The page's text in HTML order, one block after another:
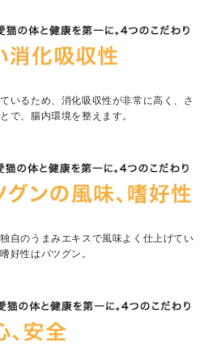
いるため、消化吸収性が非常に高く、さ
で、腸内環境を整えます。
自のうまみエキスで風味よく仕上げてい
好性はバツグン。